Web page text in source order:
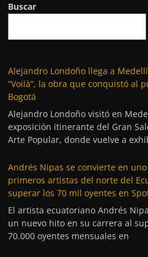
Buscar
Alejandro Londoño llega a
“Voilà”, la obra que conquistó al
Bogotá
Alejandro Londoño visitó en
exposición itinerante del Gran
Arte Popular, donde vuelve a
Andrés Nipas se convierte en
primeros artistas del norte del
superar los 70 mil oyentes en
El artista ecuatoriano Andrés
un nuevo hito en su carrera al
70.000 oyentes mensuales en